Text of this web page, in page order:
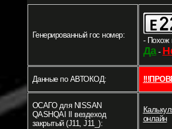
Генерированный гос номер:
- Похож
Да-
Данные по АВТОКОД:
ОСАГО для NISSAN
QASHQAI II вездеход
закрытый (J11, J11_):
онлайн